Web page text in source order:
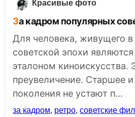
Красивые фото
За кадром популярных
Для человека, живущего
советской эпохи
эталоном киноискусства.
преувеличение. Старшее
поколения не устают п...
за кадром, ретро,советские